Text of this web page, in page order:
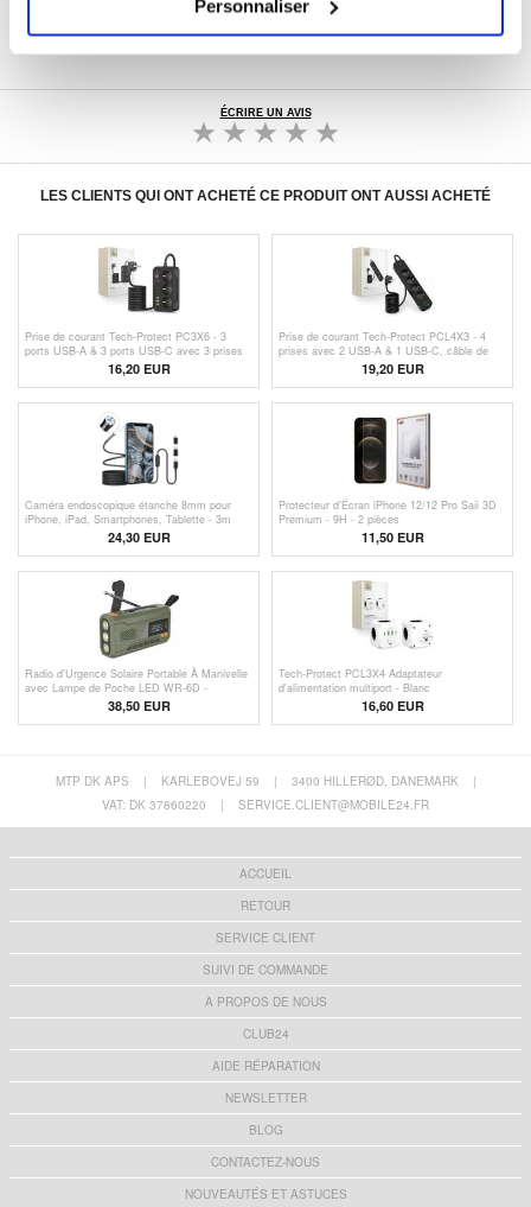
Personnaliser
POLITIQUE DE RETOUR DE 30 JOURS
PLUS DE 8 000 000 DE CLIENTS
ÉCRIRE UN AVIS
LES CLIENTS QUI ONT ACHETÉ CE PRODUIT ONT AUSSI ACHETÉ
Prise de courant Tech-Protect PC3X6 - 3
ports USB-A & 3 ports USB-C avec 3 prises
électriques, 200cm - Noir
16,20EUR
Prise de courant Tech-Protect PCL4X3 - 4
prises avec 2 USB-A & 1 USB-C, câble de
19,20 EUR
Caméra endoscopique étanche 8mm pour
iPhone, iPad, Smartphones, Tablette - 3m
24,30 EUR
Protecteur d’Écran iPhone 12/12 Pro Saii 3D
Premium - 9H - 2 pièces
11,50 EUR
Radio d'Urgence Solaire Portable À Manivelle
avec Lampe de Poche LED WR-6D -
DAB/FM, 4500mAh38,50EUR
Tech-Protect PCL3X4 Adaptateur
d'alimentation multiport - Blanc
16,60 EUR
MTP DK APS | KARLEBOVEJ 59 | 3400 HILLERØD, DANEMARK
|
VAT: DK 37860220
| SERVICE.CLIENT@MOBILE24.FR
ACCUEIL
RETOUR
SERVICE CLIENT
SUIVI DE COMMANDE
A PROPOS DE NOUS
CLUB24
AIDE RÉPARATION
NEWSLETTER
BLOG
CONTACTEZ-NOUS
NOUVEAUTÉS ET ASTUCES